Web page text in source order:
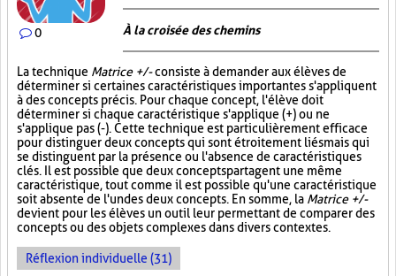
0 À la croisée des chemins
La technique Matrice +/-consiste à demander aux élèves de
déterminer si certaines caractéristiques importantes s'appliquent
à des concepts précis. Pour chaque concept, l'élève doit
déterminer si chaque caractéristique s'applique (+) ou ne
s'applique pas (-). Cette technique est particulièrement efficace
pour distinguer deux concepts qui sont étroitement liés mais qui
se distinguent par la présence ou l'absence de caractéristiques
clés. Il est possible que deux concepts partagent une même
caractéristique, tout comme il est possible qu'une caractéristique
soit absente de l'un des deux concepts. En somme, la Matrice +/-
devient pour les élèves un outil leur permettant de comparer des
concepts ou des objets complexes dans divers contextes.
Réflexion individuelle (31)